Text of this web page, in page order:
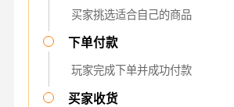
买家挑选适合自己的商品
下单付款
玩家完成下单并成功付款
买家收货